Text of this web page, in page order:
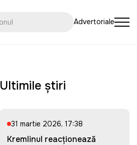
Advertoriale
Ultimile știri
31 martie 2026, 17:38
Kremlinul reacționează